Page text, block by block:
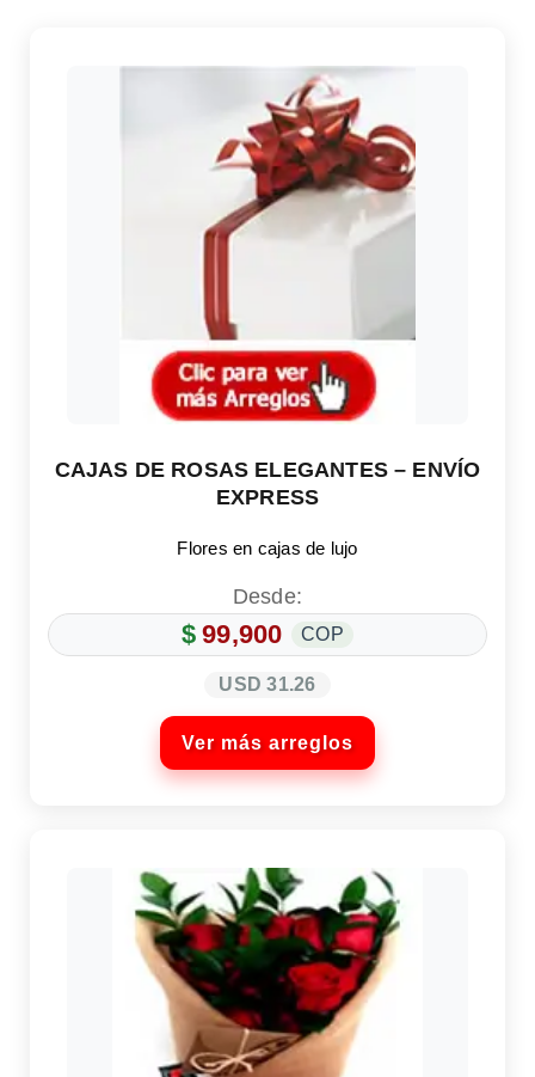
CAJAS DE ROSAS ELEGANTES – ENVÍO
EXPRESS
Flores en cajas de lujo
Desde:
$ 99,900 COP
USD 31.26
Ver más arreglos